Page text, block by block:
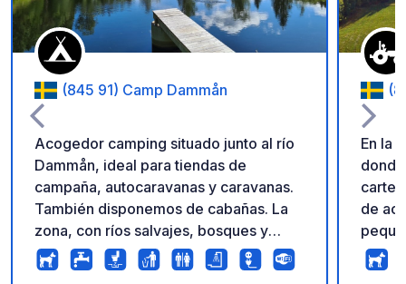
(845 91) Camp Dammån
Acogedor camping situado junto al río
Dammån, ideal para tiendas de
campaña, autocaravanas y caravanas.
También disponemos de cabañas. La
zona, con ríos salvajes, bosques y
montañas, ofrece diversas opciones
para practicar senderismo, kayak,
En la
cartel
de